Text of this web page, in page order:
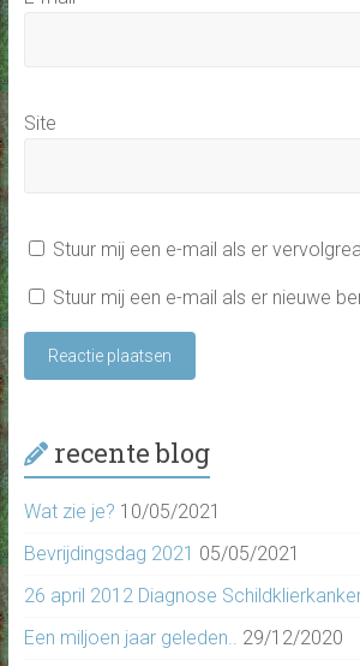
Site
Stuur mij een e-mail als er
Stuur mij een e-mail als er nieuwe
recente blog
Wat zie je? 10/05/2021
Bevrijdingsdag 2021 05/05/2021
26 april 2012 Diagnose
Een miljoen jaar geleden..
29/12/2020